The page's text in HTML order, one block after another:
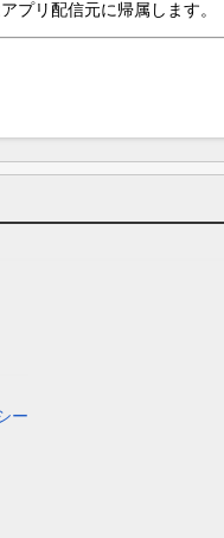
プリ配信元に帰属します。
ー